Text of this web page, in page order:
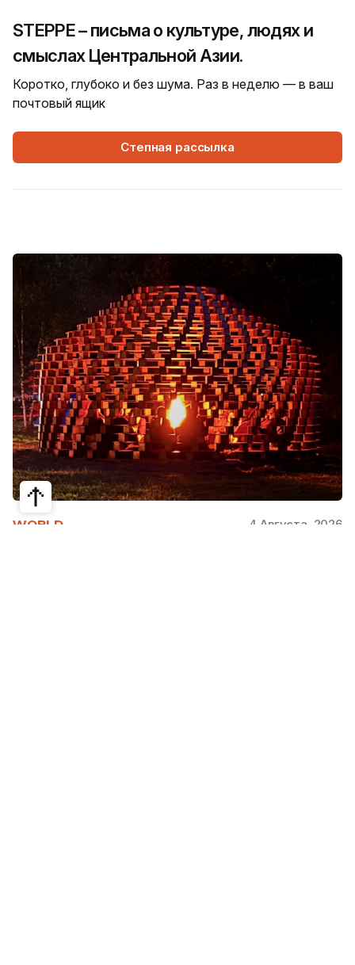
STEPPE – письма о культуре, людях и
смыслах Центральной Азии.
Коротко, глубоко и без шума. Раз в неделю — в ваш
почтовый ящик
Степная рассылка
WORLD 4 Августа, 2026